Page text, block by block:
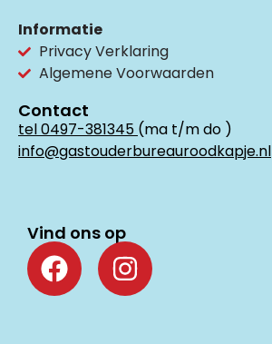
Informatie
Privacy Verklaring
Algemene Voorwaarden
Contact
tel 0497-381345 (ma t/m do )
info@gastouderbureauroodkapje.nl
Vind ons op